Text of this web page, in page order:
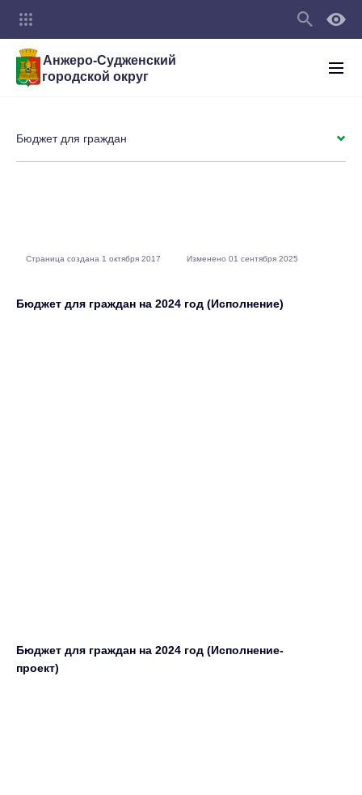
Анжеро-Судженский
городской округ
Бюджет для граждан на 2024 год (Исполнение)
Бюджет для граждан на 2024 год (Исполнение-
проект)
Бюджет для граждан
Страница создана 1 октября 2017 Изменено 01 сентября 2025